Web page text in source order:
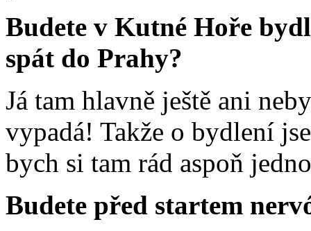
Budete v Kutné Hoře
spát do Prahy?
Já tam hlavně ještě ani
vypadá! Takže o bydlení
bych si tam rád aspoň
Budete před startem